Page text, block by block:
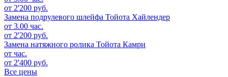
от 2'200 руб.
Замена подрулевого шлейфа Тойота Хайлендер
от 3.00 час.
от 2'200 руб.
Замена натяжного ролика Тойота Камри
от час.
от 2'400 руб.
Все цены